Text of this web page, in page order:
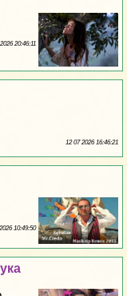
20:46:11
12 07 2026 16:46:21
10:49:50